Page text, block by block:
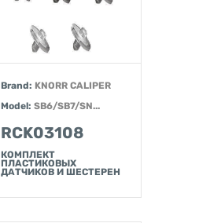
Brand: KNORR CALIPER
Model: SB6/SB7/SN...
RCK03108
КОМПЛЕКТ
ПЛАСТИКОВЫХ
ДАТЧИКОВ И ШЕСТЕРЕН